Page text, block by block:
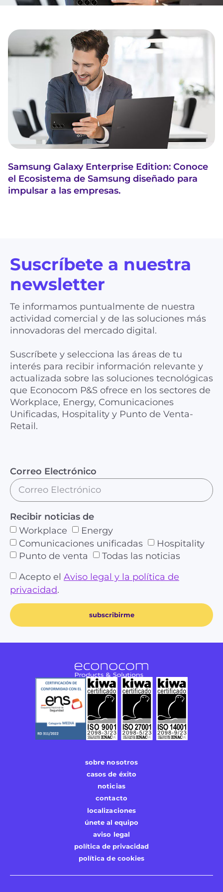
Samsung Galaxy Enterprise Edition: Conoce
el Ecosistema de Samsung diseñado para
impulsar a las empresas.
Suscríbete a nuestra
newsletter
Te informamos puntualmente de nuestra
actividad comercial y de las soluciones más
innovadoras del mercado digital.
Suscríbete y selecciona las áreas de tu
interés para recibir información relevante y
actualizada sobre las soluciones tecnológicas
que Econocom P&S ofrece en los sectores de
Workplace, Energy, Comunicaciones
Unificadas, Hospitality y Punto de Venta-
Retail.
Correo Electrónico
Recibir noticias de
Workplace
Energy
Comunicaciones unificadas
Hospitality
Punto de venta
Todas las noticias
Acepto el Aviso legal y la política de
privacidad.
subscribirme
sobre nosotros
casos de éxito
noticias
contacto
localizaciones
únete al equipo
aviso legal
política de privacidad
política de cookies